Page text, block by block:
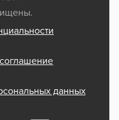
данных